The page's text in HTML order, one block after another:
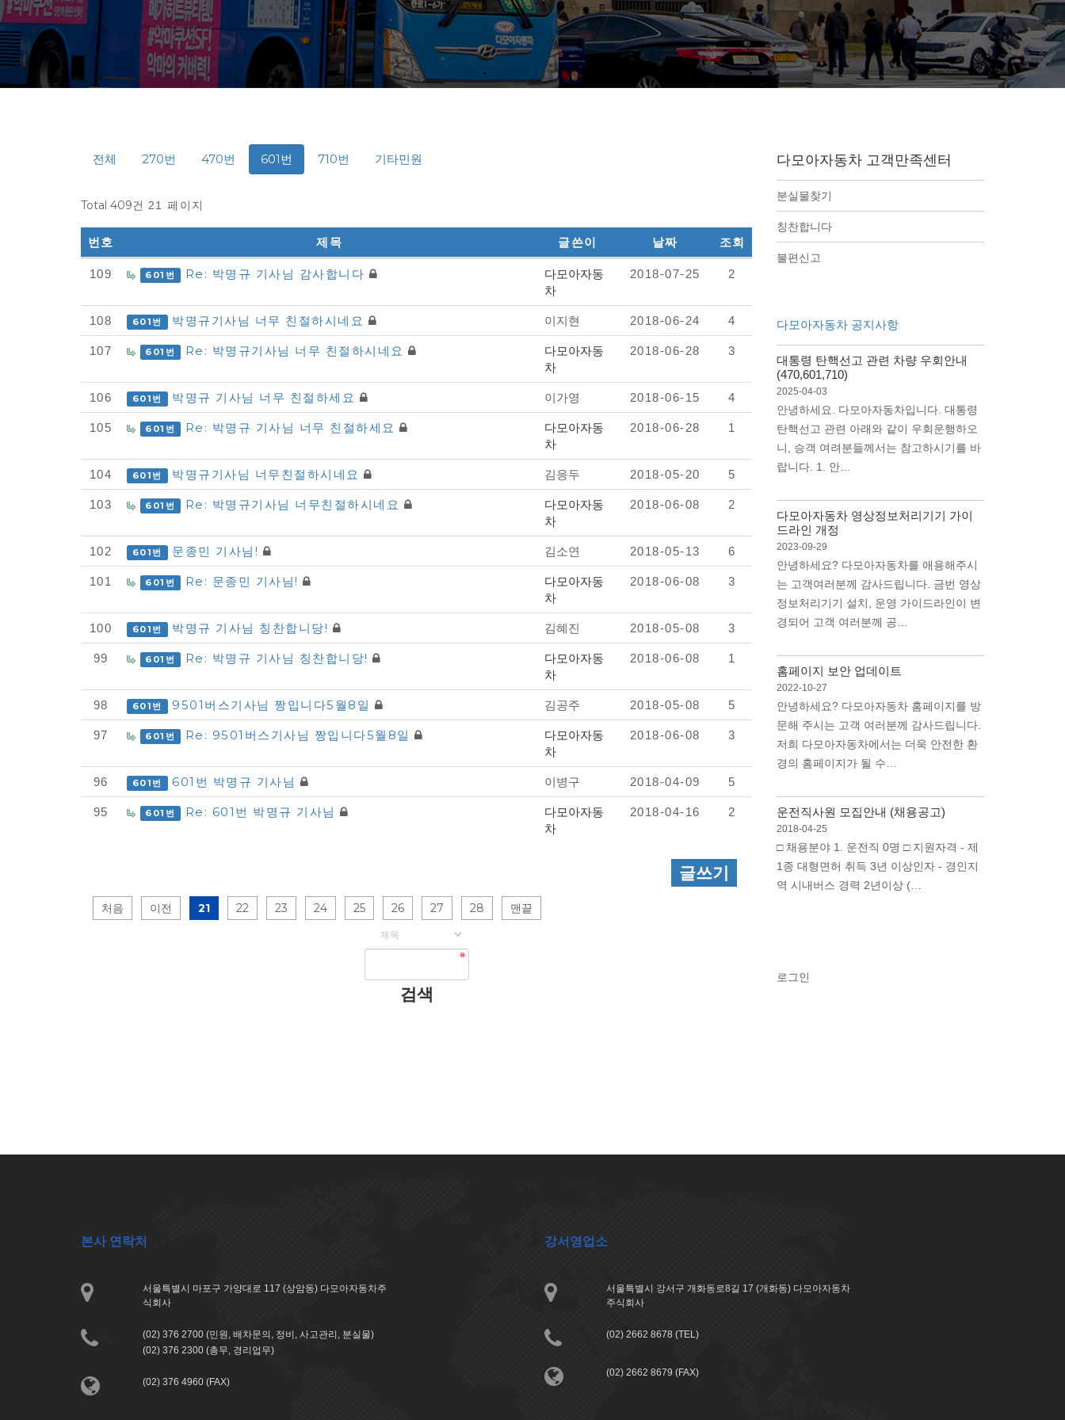
전체 270번 470번 601번 710번 기타민원
Total 409건 21 페이지
다
아
자
-
모
범
사
례
수
목
번호 제목 글쓴이 날짜 조회
109 601번 Re: 박명규 기사님 감사합니다
다모아자동
차
2018-07-25 2
108 601번 박명규기사님 너무 친절하시네요 이지현 2018-06-24 4
107 601번 Re: 박명규기사님 너무 친절하시네요
다모아자동
차
2018-06-28 3
106 601번 박명규 기사님 너무 친절하세요 이가영 2018-06-15 4
105 601번 Re: 박명규 기사님 너무 친절하세요
다모아자동
차
2018-06-28 1
104 601번 박명규기사님 너무친절하시네요 김응두 2018-05-20 5
103 601번 Re: 박명규기사님 너무친절하시네요
다모아자동
차
2018-06-08 2
102 601번 문종민 기사님! 김소연 2018-05-13 6
101 601번 Re: 문종민 기사님!
다모아자동
차
2018-06-08 3
100 601번 박명규 기사님 칭찬합니당! 김혜진 2018-05-08 3
99 601번 Re: 박명규 기사님 칭찬합니당!
다모아자동
차
2018-06-08 1
98 601번 9501버스기사님 짱입니다5월8일 김공주 2018-05-08 5
97 601번 Re: 9501버스기사님 짱입니다5월8일
다모아자동
차
2018-06-08 3
96 601번 601번 박명규 기사님 이병구 2018-04-09 5
95 601번 Re: 601번 박명규 기사님
다모아자동
차
2018-04-16 2
글쓰기
처음 이전 21 22 23 24 25 26 27 28 맨끝
다모아자동차 고객만족센터
분실물찾기
칭찬합니다
불편신고
다모아자동차 공지사항
대통령 탄핵선고 관련 차량 우회안내
(470,601,710)
2025-04-03
안녕하세요. 다모아자동차입니다. 대통령
탄핵선고 관련 아래와 같이 우회운행하오
니, 승객 여려분들께서는 참고하시기를 바
랍니다. 1. 안…
다모아자동차 영상정보처리기기 가이
드라인 개정
2023-09-29
안녕하세요? 다모아자동차를 애용해주시
는 고객여러분께 감사드립니다. 금번 영상
정보처리기기 설치, 운영 가이드라인이 변
경되어 고객 여러분께 공…
홈페이지 보안 업데이트
2022-10-27
안녕하세요? 다모아자동차 홈페이지를 방
문해 주시는 고객 여러분께 감사드립니다.
저희 다모아자동차에서는 더욱 안전한 환
경의 홈페이지가 될 수…
운전직사원 모집안내 (채용공고)
2018-04-25
□ 채용분야 1. 운전직 0명 □ 지원자격 - 제
1종 대형면허 취득 3년 이상인자 - 경인지
역 시내버스 경력 2년이상 (…
로그인
본사 연락처
서울특별시 마포구 가양대로 117 (상암동) 다모아자동차주
식회사
(02) 376 2700 (민원, 배차문의, 정비, 사고관리, 분실물)
(02) 376 2300 (총무, 경리업무)
(02) 376 4960 (FAX)
강서영업소
서울특별시 강서구 개화동로8길 17 (개화동) 다모아자동차
주식회사
(02) 2662 8678 (TEL)
(02) 2662 8679 (FAX)